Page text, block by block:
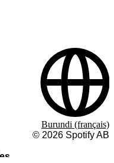
© 2026 Spotify AB
Burundi (français)